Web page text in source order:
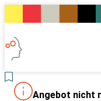
Angebot nicht